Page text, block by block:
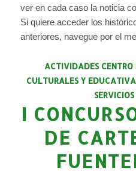
ver en cada caso la noticia
Si quiere acceder los
anteriores, navegue por el
ACTIVIDADES CENTRO
CULTURALES Y
I
DE